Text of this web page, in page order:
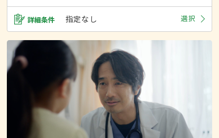
詳細条件 指定なし 選択